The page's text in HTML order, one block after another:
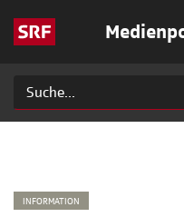
INFORMATION